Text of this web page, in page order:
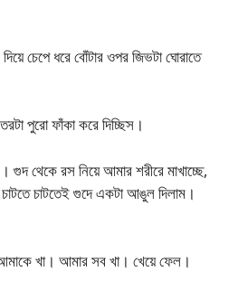
চেপে ধরে বোঁটার ওপর জিভটা ঘোরাতে
পুরো ফাঁকা করে দিচ্ছিস।
গুদ থেকে রস নিয়ে আমার শরীরে মাখাচ্ছে,
চাটতে চাটতেই গুদে একটা আঙুল দিলাম।
খা। আমার সব খা। খেয়ে ফেল।